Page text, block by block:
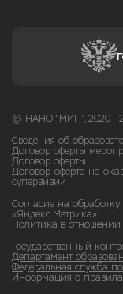
© НАНО "МИП", 2020 -
Сведения об
Договор оферты
Договор оферты
Договор-оферта на
супервизии
Согласие на
«Яндекс.Метрика»
Политика в
Государственный
Департамент
Федеральная служба
Информация о